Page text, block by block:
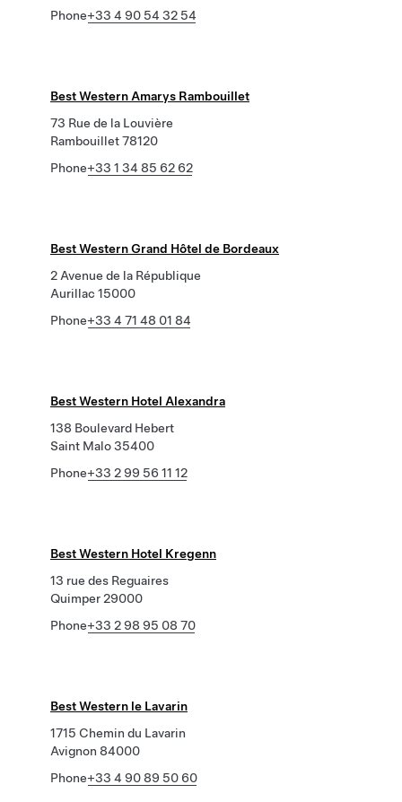
Phone+33 4 90 54 32 54
Best Western Amarys Rambouillet
73 Rue de la Louvière
Rambouillet 78120
Phone+33 1 34 85 62 62
Best Western Grand Hôtel de Bordeaux
2 Avenue de la République
Aurillac 15000
Phone+33 4 71 48 01 84
Best Western Hotel Alexandra
138 Boulevard Hebert
Saint Malo 35400
Phone+33 2 99 56 11 12
Best Western Hotel Kregenn
13 rue des Reguaires
Quimper 29000
Phone+33 2 98 95 08 70
Best Western le Lavarin
1715 Chemin du Lavarin
Avignon 84000
Phone+33 4 90 89 50 60